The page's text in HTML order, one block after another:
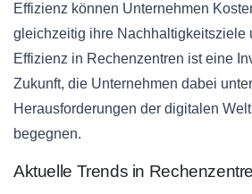
Effizienz können Unternehmen
gleichzeitig ihre Nachhaltigkeitsziele
Effizienz in Rechenzentren ist eine
Zukunft, die Unternehmen dabei
Herausforderungen der digitalen
begegnen.
Aktuelle Trends in